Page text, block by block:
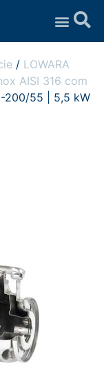
/ LOWARA
AISI 316 com
200/55 | 5,5 kW